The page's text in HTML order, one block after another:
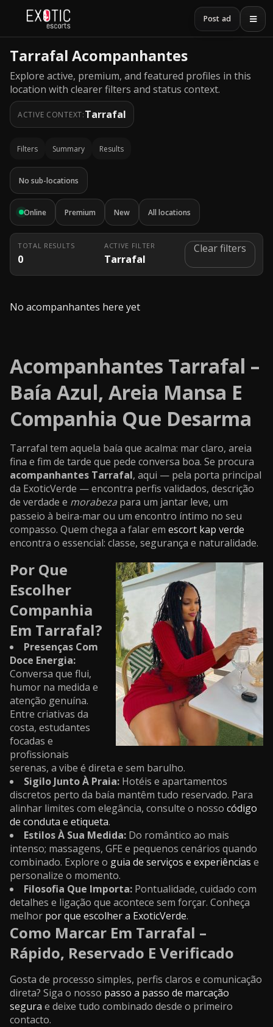
Post ad
Tarrafal Acompanhantes
Explore active, premium, and featured profiles in this
location with clearer filters and status context.
ACTIVE CONTEXT:Tarrafal
Filters Summary Results
No sub-locations
Online Premium New All locations
TOTAL RESULTS
0
ACTIVE FILTER
Tarrafal
Clear filters
No acompanhantes here yet
Acompanhantes Tarrafal –
Baía Azul, Areia Mansa E
Companhia Que Desarma
Tarrafal tem aquela baía que acalma: mar claro, areia
fina e fim de tarde que pede conversa boa. Se procura
acompanhantes Tarrafal, aqui — pela porta principal
da ExoticVerde — encontra perfis validados, descrição
de verdade e morabeza para um jantar leve, um
passeio à beira‑mar ou um encontro íntimo no seu
compasso. Quem chega a falar em escort kap verde
encontra o essencial: classe, segurança e naturalidade.
Por Que
Escolher
Companhia
Em Tarrafal?
Presenças Com
Doce Energia:
Conversa que flui,
humor na medida e
atenção genuína.
Entre criativas da
costa, estudantes
focadas e
profissionais
serenas, a vibe é direta e sem barulho.
Sigilo Junto À Praia: Hotéis e apartamentos
discretos perto da baía mantêm tudo reservado. Para
alinhar limites com elegância, consulte o nosso código
de conduta e etiqueta.
Estilos À Sua Medida: Do romântico ao mais
intenso; massagens, GFE e pequenos cenários quando
combinado. Explore o guia de serviços e experiências e
personalize o momento.
Filosofia Que Importa: Pontualidade, cuidado com
detalhes e ligação que acontece sem forçar. Conheça
melhor por que escolher a ExoticVerde.
Como Marcar Em Tarrafal –
Rápido, Reservado E Verificado
Gosta de processo simples, perfis claros e comunicação
direta? Siga o nosso passo a passo de marcação
segura e deixe tudo combinado desde o primeiro
contacto.